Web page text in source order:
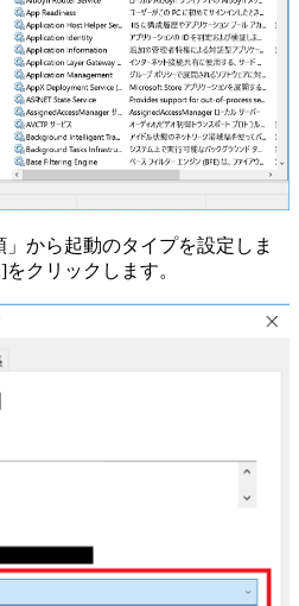
から起動のタイプを設定しま
クリックします。